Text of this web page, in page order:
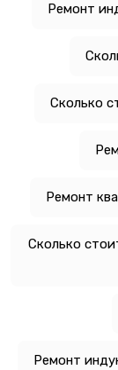
Ремонт
Сколько
Ремонт
Сколько
Ремонт